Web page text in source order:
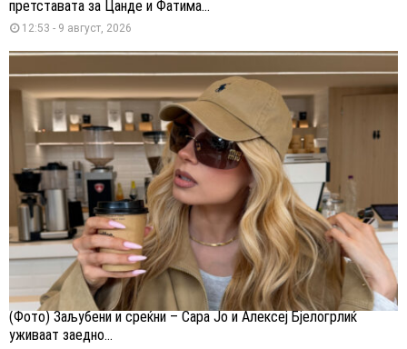
претставата за Цанде и Фатима...
12:53 - 9 август, 2026
(Фото) Заљубени и среќни – Сара Јо и Алексеј Бјелогрлиќ
уживаат заедно...